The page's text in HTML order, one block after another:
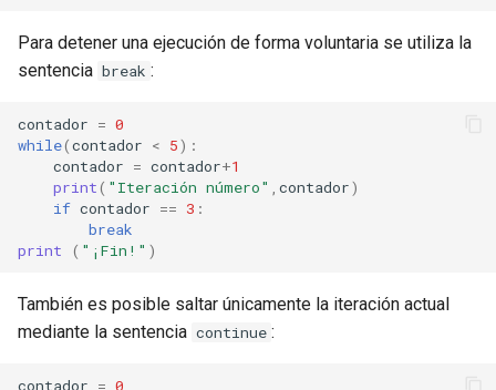
Para detener una ejecución de forma voluntaria se utiliza la
sentencia break :
contador = 0
while(contador < 5):
contador = contador+1
print( "Iteración número" contador)
if contador == 3 :
break
print
( "¡Fin!" )
También es posible saltar únicamente la iteración actual
mediante la sentencia continue :
contador = 0